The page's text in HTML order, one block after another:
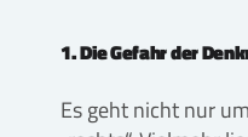
1. Die Gefahr der
Es geht nicht nur